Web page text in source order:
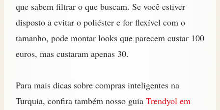
que sabem filtrar o que buscam. Se você estiver
disposto a evitar o poliéster e for flexível com o
tamanho, pode montar looks que parecem custar 100
euros, mas custaram apenas 30.
Para mais dicas sobre compras inteligentes na
Turquia, confira também nosso guia Trendyol em